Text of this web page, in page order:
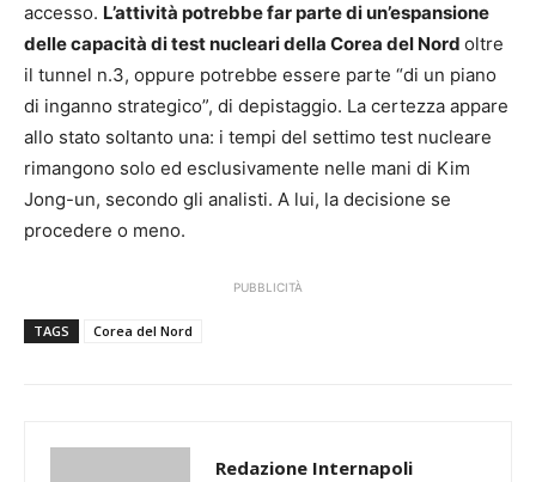
accesso. L’attività potrebbe far parte di un’espansione
delle capacità di test nucleari della Corea del Nord oltre
il tunnel n.3, oppure potrebbe essere parte “di un piano
di inganno strategico”, di depistaggio. La certezza appare
allo stato soltanto una: i tempi del settimo test nucleare
rimangono solo ed esclusivamente nelle mani di Kim
Jong-un, secondo gli analisti. A lui, la decisione se
procedere o meno.
PUBBLICITÀ
TAGS Corea del Nord
Redazione Internapoli